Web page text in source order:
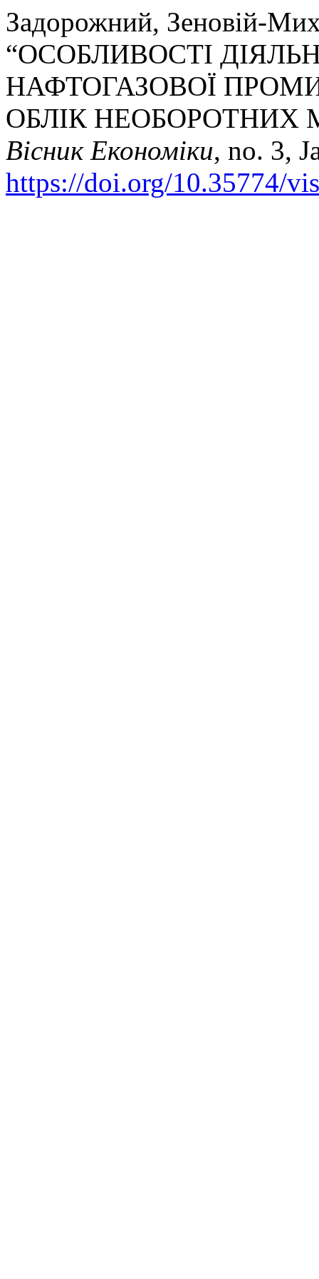
Задорожний, Зеновій-
“ОСОБЛИВОСТІ
НАФТОГАЗОВОЇ
ОБЛІК НЕОБОРОТНИХ
Вісник Економіки, no. 3,
https://doi.org/10.35774/